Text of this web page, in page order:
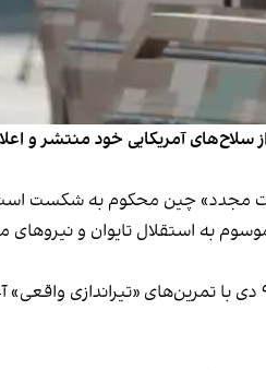
سلاح‌های آمریکایی خود منتشر و
«وحدت مجدد» چین محکوم به شکست
به استقلال تایوان و نیروهای
ارتش چین پیش‌تر اعلام کرده بود یگان‌های نیروهای زمینی، دریایی، هوایی و موشکی رزمایش «ماموریت عادلانه ۲۰۲۵» را سه‌شنبه ۹ دی